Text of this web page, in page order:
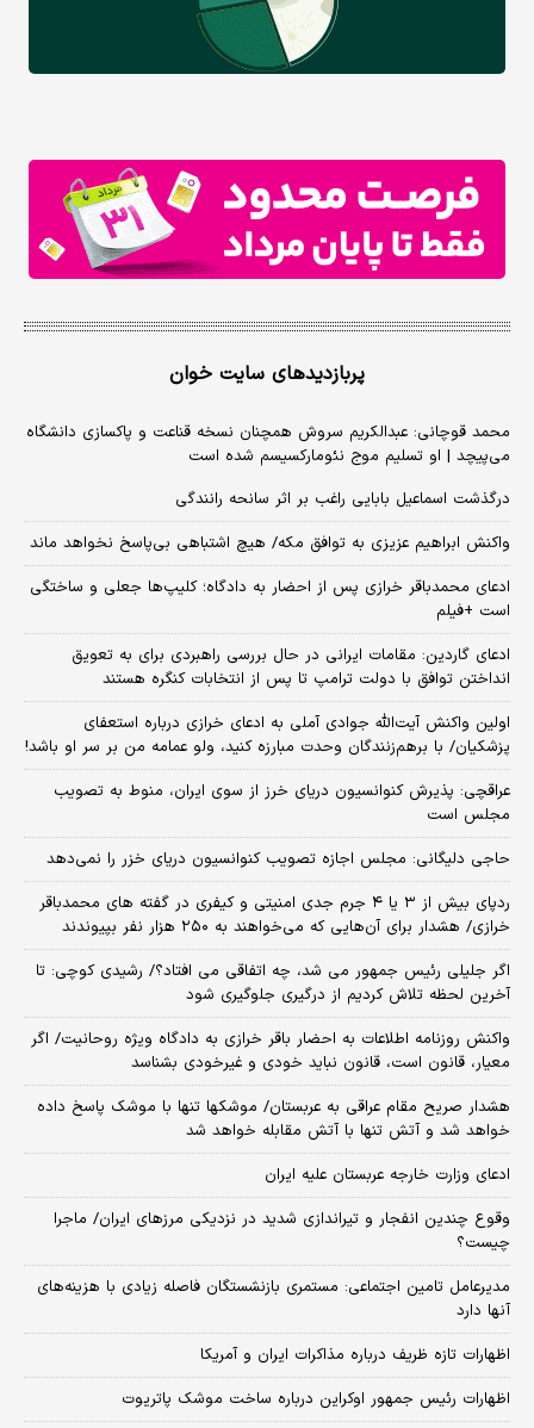
پربازدیدهای سایت خوان
محمد قوچانی: عبدالکریم سروش همچنان نسخه قناعت و پاکسازی دانشگاه
می‌پیچد | او تسلیم موج نئومارکسیسم شده است
درگذشت اسماعیل بابایی راغب بر اثر سانحه رانندگی
واکنش ابراهیم عزیزی به توافق مکه/ هیچ اشتباهی بی‌پاسخ نخواهد ماند
ادعای محمدباقر خرازی پس از احضار به دادگاه؛ کلیپ‌ها جعلی و ساختگی
است +فیلم
ادعای گاردین: مقامات ایرانی در حال بررسی راهبردی برای به تعویق
انداختن توافق با دولت ترامپ تا پس از انتخابات کنگره هستند
اولین واکنش آیت‌الله جوادی آملی به ادعای خرازی درباره استعفای
پزشکیان/ با برهم‌زنندگان وحدت مبارزه کنید، ولو عمامه من بر سر او باشد!
عراقچی: پذیرش کنوانسیون دریای خرز از سوی ایران، منوط به تصویب
مجلس است
حاجی دلیگانی: مجلس اجازه تصویب کنوانسیون دریای خزر را نمی‌دهد
ردپای بیش از ۳ یا ۴ جرم جدی امنیتی و کیفری در گفته های محمدباقر
خرازی/ هشدار برای آن‌هایی که می‌خواهند به ۲۵۰ هزار نفر بپیوندند
اگر جلیلی رئیس جمهور می شد، چه اتفاقی می افتاد؟/ رشیدی کوچی: تا
آخرین لحظه تلاش کردیم از درگیری جلوگیری شود
واکنش روزنامه اطلاعات به احضار باقر خرازی به دادگاه ویژه روحانیت/ اگر
معیار، قانون است، قانون نباید خودی و غیرخودی بشناسد
هشدار صریح مقام عراقی به عربستان/ موشکها تنها با موشک پاسخ داده
خواهد شد و آتش تنها با آتش مقابله خواهد شد
ادعای وزارت خارجه عربستان علیه ایران
وقوع چندین انفجار و تیراندازی شدید در نزدیکی مرز‌های ایران/ ماجرا
چیست؟
مدیرعامل تامین اجتماعی: مستمری بازنشستگان فاصله زیادی با هزینه‌های
آنها دارد
اظهارات تازه ظریف درباره مذاکرات ایران و آمریکا
اظهارات رئیس جمهور اوکراین درباره ساخت موشک پاتریوت